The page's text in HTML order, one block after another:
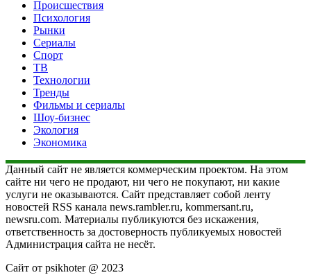
Происшествия
Психология
Рынки
Сериалы
Спорт
ТВ
Технологии
Тренды
Фильмы и сериалы
Шоу-бизнес
Экология
Экономика
Данный сайт не является коммерческим проектом. На этом
сайте ни чего не продают, ни чего не покупают, ни какие
услуги не оказываются. Сайт представляет собой ленту
новостей RSS канала news.rambler.ru, kommersant.ru,
newsru.com. Материалы публикуются без искажения,
ответственность за достоверность публикуемых новостей
Администрация сайта не несёт.
Сайт от psikhoter @ 2023